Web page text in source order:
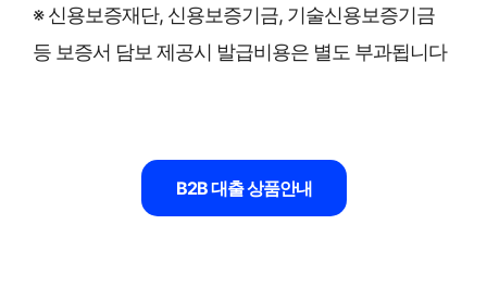
※ 신용보증재단, 신용보증기금, 기술신용보증기금
등 보증서 담보 제공시 발급비용은 별도 부과됩니다
B2B 대출 상품안내